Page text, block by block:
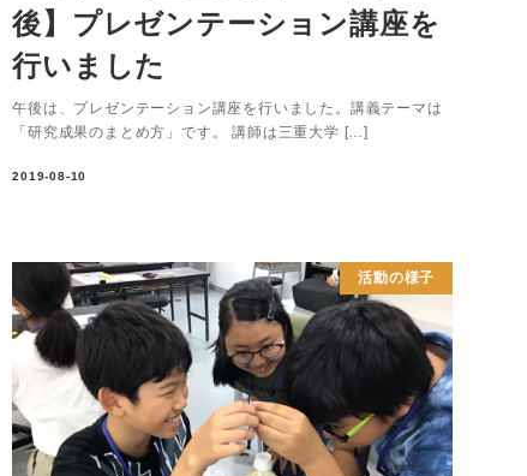
後】プレゼンテーション講座を
行いました
午後は、プレゼンテーション講座を行いました。講義テーマは
「研究成果のまとめ方」です。 講師は三重大学 […]
2019-08-10
活動の様子